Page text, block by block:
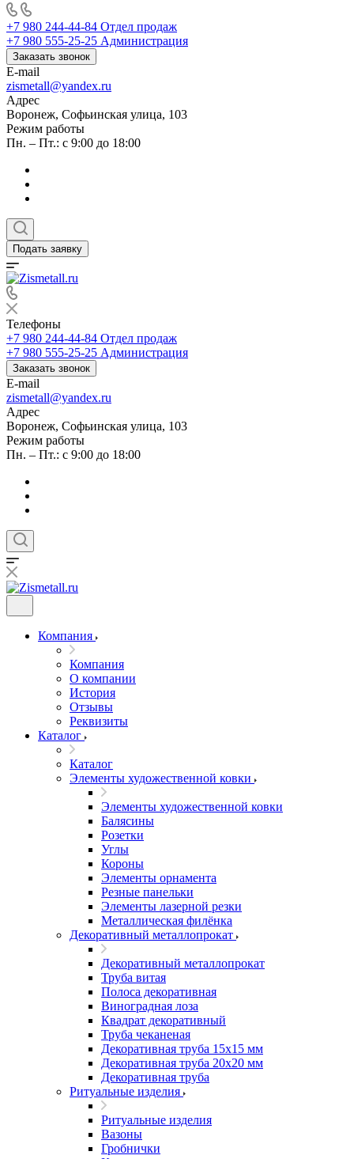
+7 980 244-44-84 Отдел продаж
+7 980 555-25-25 Администрация
Заказать звонок
E-mail
zismetall@yandex.ru
Адрес
Воронеж, Софьинская улица, 103
Режим работы
Пн. – Пт.: с 9:00 до 18:00
Подать заявку
Телефоны
+7 980 244-44-84 Отдел продаж
+7 980 555-25-25 Администрация
Заказать звонок
E-mail
zismetall@yandex.ru
Адрес
Воронеж, Софьинская улица, 103
Режим работы
Пн. – Пт.: с 9:00 до 18:00
Компания
Компания
О компании
История
Отзывы
Реквизиты
Каталог
Каталог
Элементы художественной ковки
Элементы художественной ковки
Балясины
Розетки
Углы
Короны
Элементы орнамента
Резные панельки
Элементы лазерной резки
Металлическая филёнка
Декоративный металлопрокат
Декоративный металлопрокат
Труба витая
Полоса декоративная
Виноградная лоза
Квадрат декоративный
Труба чеканеная
Декоративная труба 15х15 мм
Декоративная труба 20х20 мм
Декоративная труба
Ритуальные изделия
Ритуальные изделия
Вазоны
Гробнички